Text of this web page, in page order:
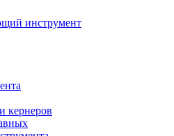
инструмент
кернеров